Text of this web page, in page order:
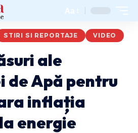
Aa
STIRI SI REPORTAJE VIDEO
ale
de Apă pentru
inflația
energie